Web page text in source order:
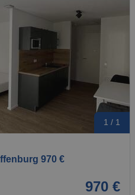
1 / 1
970 €
970 €